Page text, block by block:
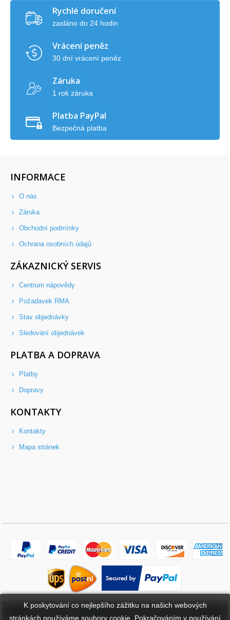
Rychlé doručení
zasláno do 24 hodin
Vrácení peněz
30 dní vrácení peněz
Záruka
1 rok záruka
Platba PayPal
Bezpečná platba
INFORMACE
O nás
Záruka
Obchodní podmínky
Ochrana osobních údajů
ZÁKAZNICKÝ SERVIS
Centrum nápovědy
Požadavek RMA
Stav objednávky
Sledování objednávek
PLATBA A DOPRAVA
Platby
Dopravy
KONTAKTY
Kontakty
Mapa stránek
Copyright © bateriebuy.cz . Všechna práva vyhrazena.
K poskytování co nejlepšího zážitku na našich webových
stránkách používáme soubory cookie. Pokračováním v používání